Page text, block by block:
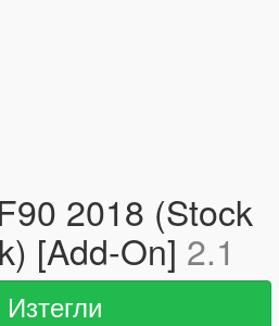
2018 (Stock
[Add-On] 2.1
Изтегли